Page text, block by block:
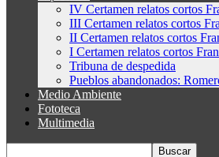
IV Certamen relatos cortos
III Certamen relatos cortos
II Certamen relatos cortos
I Certamen relatos cortos
Tribuna de despedida
Pueblos abandonados:
Medio Ambiente
Fototeca
Multimedia